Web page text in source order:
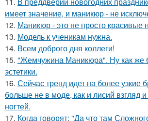
имеет значение, и маникюр - не
12. Маникюр - это не просто красивые
13. Модель к ученикам нужна.
14. Всем доброго дня коллеги!
15. "Жемчужина Маникюра". Ну как же
эстетики.
16. Сейчас тренд идет на более узкие
больше не в моде, как и лисий взгляд
ногтей.
17. Когда говорят: "Да что там